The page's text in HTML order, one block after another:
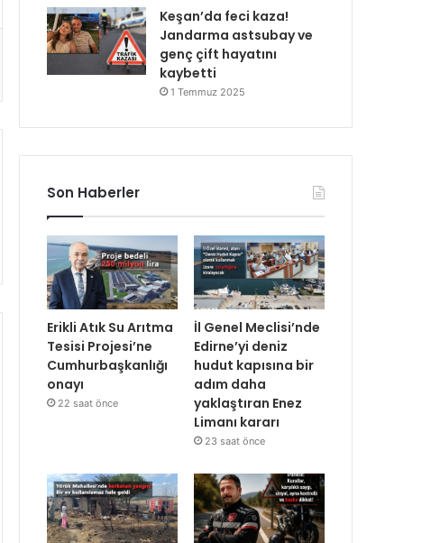
Keşan’da feci kaza!
Jandarma astsubay ve
genç çift hayatını
kaybetti
1 Temmuz 2025
Son Haberler
Erikli Atık Su Arıtma
Tesisi Projesi’ne
Cumhurbaşkanlığı
onayı
22 saat önce
İl Genel Meclisi’nde
Edirne’yi deniz
hudut kapısına bir
adım daha
yaklaştıran Enez
Limanı kararı
23 saat önce